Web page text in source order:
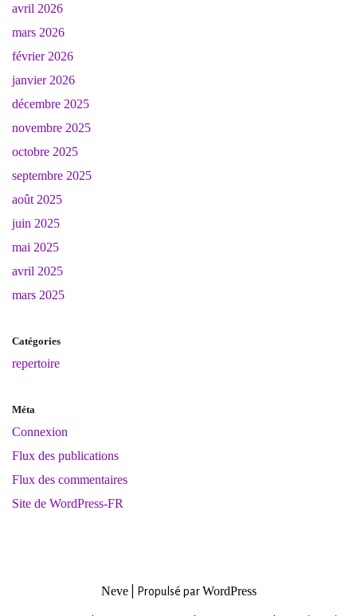
avril 2026
mars 2026
février 2026
janvier 2026
décembre 2025
novembre 2025
octobre 2025
septembre 2025
août 2025
juin 2025
mai 2025
avril 2025
mars 2025
Catégories
repertoire
Méta
Connexion
Flux des publications
Flux des commentaires
Site de WordPress-FR
Neve| Propulsé parWordPress